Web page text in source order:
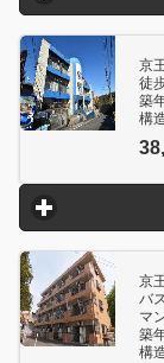
click to
京
徒
築
構
click to
京
バ
マ
築
構